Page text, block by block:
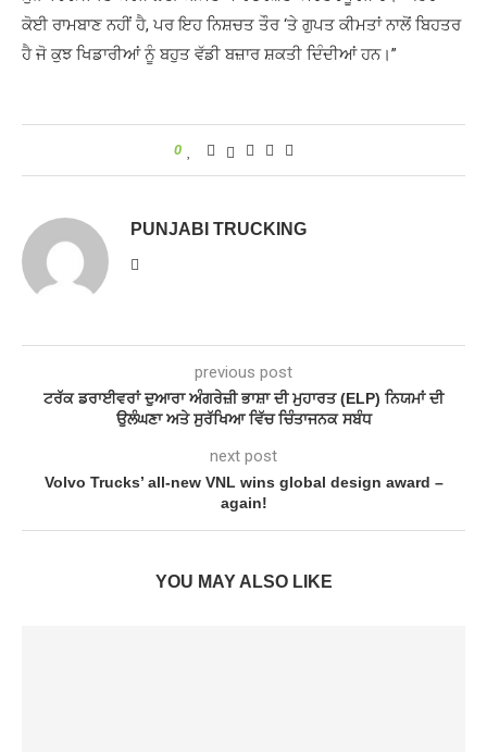
ਕੋਈ ਰਾਮਬਾਣ ਨਹੀਂ ਹੈ, ਪਰ ਇਹ ਨਿਸ਼ਚਤ ਤੌਰ ‘ਤੇ ਗੁਪਤ ਕੀਮਤਾਂ ਨਾਲੋਂ ਬਿਹਤਰ
ਹੈ ਜੋ ਕੁਝ ਖਿਡਾਰੀਆਂ ਨੂੰ ਬਹੁਤ ਵੱਡੀ ਬਜ਼ਾਰ ਸ਼ਕਤੀ ਦਿੰਦੀਆਂ ਹਨ।”
0
PUNJABI TRUCKING
previous post
ਟਰੱਕ ਡਰਾਈਵਰਾਂ ਦੁਆਰਾ ਅੰਗਰੇਜ਼ੀ ਭਾਸ਼ਾ ਦੀ ਮੁਹਾਰਤ (ELP) ਨਿਯਮਾਂ ਦੀ
ਉਲੰਘਣਾ ਅਤੇ ਸੁਰੱਖਿਆ ਵਿੱਚ ਚਿੰਤਾਜਨਕ ਸਬੰਧ
next post
Volvo Trucks’ all-new VNL wins global design award –
again!
YOU MAY ALSO LIKE